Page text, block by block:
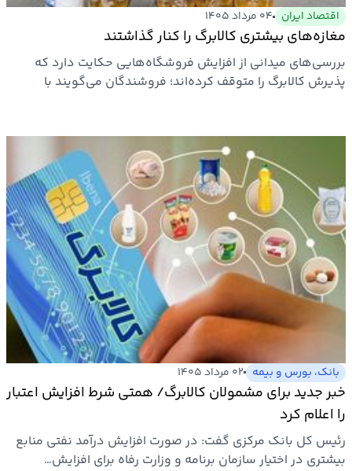
عمومی
نوتیف
شناور
اقتصاد ایران ۰۴ مرداد ۱۴۰۵
مغازه‌های بیشتری کالابرگ را کنار گذاشتند
بررسی‌های میدانی از افزایش فروشگاه‌هایی حکایت دارد که
پذیرش کالابرگ را متوقف کرده‌اند؛ فروشندگان می‌گویند با
بانک، بورس و بیمه ۰۲ مرداد ۱۴۰۵
خبر جدید برای مشمولان کالابرگ/ همتی شرط افزایش اعتبار
را اعلام کرد
رئیس کل بانک مرکزی گفت: در صورت افزایش درآمد نفتی منابع
بیشتری در اختیار سازمان برنامه و وزارت رفاه برای افزایش…